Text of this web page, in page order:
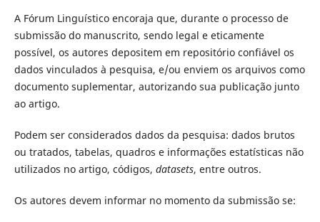
A Fórum Linguístico encoraja que, durante o processo de
submissão do manuscrito, sendo legal e eticamente
possível, os autores depositem em repositório confiável os
dados vinculados à pesquisa, e/ou enviem os arquivos como
documento suplementar, autorizando sua publicação junto
ao artigo.
Podem ser considerados dados da pesquisa: dados brutos
ou tratados, tabelas, quadros e informações estatísticas não
utilizados no artigo, códigos, datasets, entre outros.
Os autores devem informar no momento da submissão se: